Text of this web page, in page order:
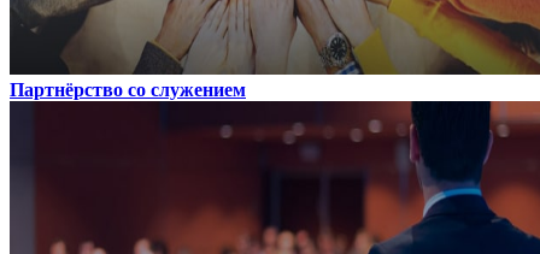
Партнёрство со служением